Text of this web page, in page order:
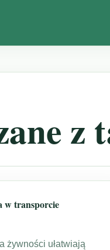
z
w transporcie
żywności ułatwiają